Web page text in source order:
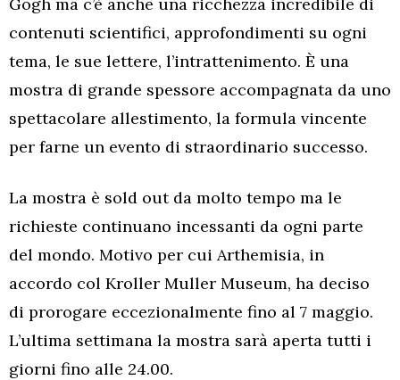
contenuti scientifici, approfondimenti su ogni
tema, le sue lettere, l’intrattenimento. È una
mostra di grande spessore accompagnata da uno
spettacolare allestimento, la formula vincente
per farne un evento di straordinario successo.
La mostra è sold out da molto tempo ma le
richieste continuano incessanti da ogni parte
del mondo. Motivo per cui Arthemisia, in
accordo col Kroller Muller Museum, ha deciso
di prorogare eccezionalmente fino al 7 maggio.
L’ultima settimana la mostra sarà aperta tutti i
giorni fino alle 24.00.